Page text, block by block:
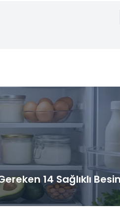
14 Sağlıklı Besin